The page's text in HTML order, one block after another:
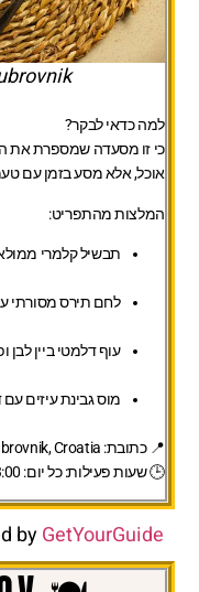
למה כדאי לבקר?
כי זו מסעדה שמספרת את
אוכל, אלא מסע בזמן עם
המלצות מהתפריט:
תבשיל קלמרי
לחם תירס מסורתי
עוף דלמטי ביין לבן
מוס גבינת עיזים
📍כתובת:
🕒שעות פעילות:כל יום: 13:00–23:00
byGetYourGuide